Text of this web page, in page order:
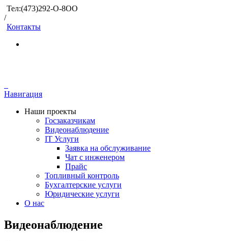
Тел:(473)292-О-8ОО
/
Контакты
Навигация
Наши проекты
Госзаказчикам
Видеонаблюдение
IT Услуги
Заявка на обслуживание
Чат с инженером
Прайс
Топливный контроль
Бухгалтерские услуги
Юридические услуги
О нас
Видеонаблюдение